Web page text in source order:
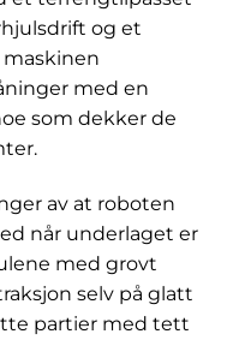
og et
med en
som dekker de
av at roboten
når underlaget er
med grovt
selv på glatt
partier med tett